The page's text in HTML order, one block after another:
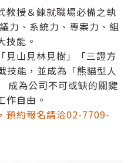
授＆練就職場必備之執
力、系統力、專案力、組
技能。
山見林見樹」「三證方
技能，並成為「熊貓型人
為公司不可或缺的關鍵
作自由。
預約報名請洽02-7709-